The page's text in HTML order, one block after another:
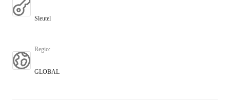
Sleutel
Regio:
GLOBAL